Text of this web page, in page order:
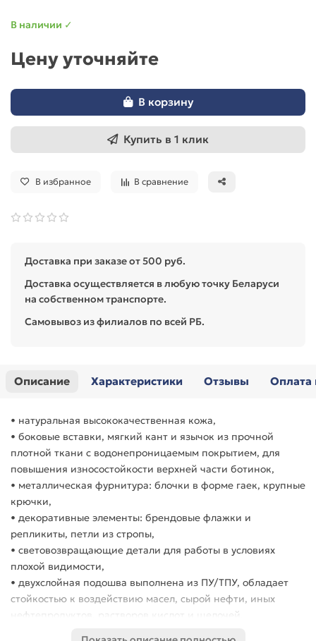
В наличии ✓
Цену уточняйте
В корзину
Купить в 1 клик
В избранное В сравнение
Доставка при заказе от 500 руб.
Доставка осуществляется в любую точку Беларуси
на собственном транспорте.
Самовывоз из филиалов по всей РБ.
Описание Характеристики Отзывы Оплата
• натуральная высококачественная кожа,
• боковые вставки, мягкий кант и язычок из прочной
плотной ткани с водонепроницаемым покрытием, для
повышения износостойкости верхней части ботинок,
• металлическая фурнитура: блочки в форме гаек, крупные
крючки,
• декоративные элементы: брендовые флажки и
репликиты, петли из стропы,
• световозвращающие детали для работы в условиях
плохой видимости,
• двухслойная подошва выполнена из ПУ/ТПУ, обладает
стойкостью к воздействию масел, сырой нефти, иных
нефтепродуктов, растворов кислот и щелочей,